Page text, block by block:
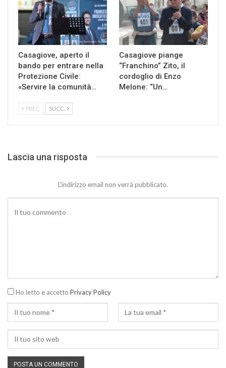
Casagiove, aperto il
bando per entrare nella
Protezione Civile:
«Servire la comunità…
Casagiove piange
“Franchino” Zito, il
cordoglio di Enzo
Melone: “Un…
PREC. SUCC.
Lascia una risposta
L'indirizzo email non verrà pubblicato.
Ho letto e accetto Privacy Policy